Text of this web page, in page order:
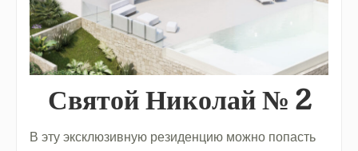
Святой Николай № 2
В эту эксклюзивную резиденцию можно попасть